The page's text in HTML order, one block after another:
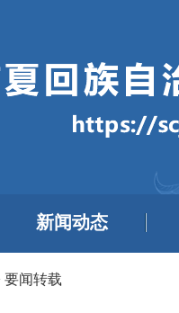
新闻动态
要闻转载